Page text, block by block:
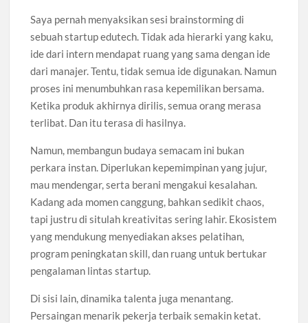
Saya pernah menyaksikan sesi brainstorming di
sebuah startup edutech. Tidak ada hierarki yang kaku,
ide dari intern mendapat ruang yang sama dengan ide
dari manajer. Tentu, tidak semua ide digunakan. Namun
proses ini menumbuhkan rasa kepemilikan bersama.
Ketika produk akhirnya dirilis, semua orang merasa
terlibat. Dan itu terasa di hasilnya.
Namun, membangun budaya semacam ini bukan
perkara instan. Diperlukan kepemimpinan yang jujur,
mau mendengar, serta berani mengakui kesalahan.
Kadang ada momen canggung, bahkan sedikit chaos,
tapi justru di situlah kreativitas sering lahir. Ekosistem
yang mendukung menyediakan akses pelatihan,
program peningkatan skill, dan ruang untuk bertukar
pengalaman lintas startup.
Di sisi lain, dinamika talenta juga menantang.
Persaingan menarik pekerja terbaik semakin ketat.